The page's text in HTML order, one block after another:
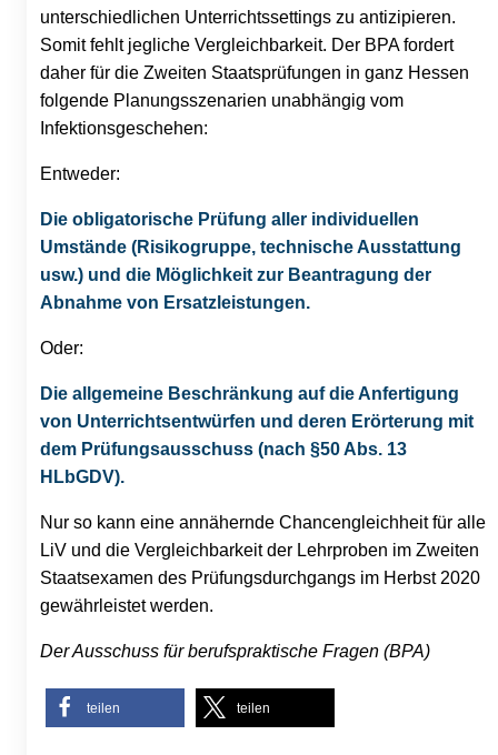
unterschiedlichen Unterrichtssettings zu antizipieren.
Somit fehlt jegliche Vergleichbarkeit. Der BPA fordert
daher für die Zweiten Staatsprüfungen in ganz Hessen
folgende Planungsszenarien unabhängig vom
Infektionsgeschehen:
Entweder:
Die obligatorische Prüfung aller individuellen
Umstände (Risikogruppe, technische Ausstattung
usw.) und die Möglichkeit zur Beantragung der
Abnahme von Ersatzleistungen.
Oder:
Die allgemeine Beschränkung auf die Anfertigung
von Unterrichtsentwürfen und deren Erörterung mit
dem Prüfungsausschuss (nach §50 Abs. 13
HLbGDV).
Nur so kann eine annähernde Chancengleichheit für alle
LiV und die Vergleichbarkeit der Lehrproben im Zweiten
Staatsexamen des Prüfungsdurchgangs im Herbst 2020
gewährleistet werden.
Der Ausschuss für berufspraktische Fragen (BPA)
teilen teilen